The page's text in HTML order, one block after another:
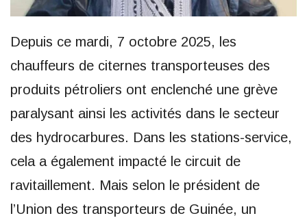
Depuis ce mardi, 7 octobre 2025, les
chauffeurs de citernes transporteuses des
produits pétroliers ont enclenché une grève
paralysant ainsi les activités dans le secteur
des hydrocarbures. Dans les stations-service,
cela a également impacté le circuit de
ravitaillement. Mais selon le président de
l’Union des transporteurs de Guinée, un